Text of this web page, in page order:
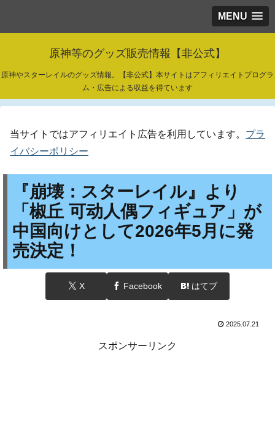
MENU
原神等のグッズ販売情報【非公式】
原神やスターレイルのグッズ情報。【非公式】本サイトはアフィリエイトプログラ
ム・広告による収益を得ています
当サイトではアフィリエイト広告を利用しています。 プラ
イバシーポリシー
『崩壊：スターレイル』より
「椒丘 可动人偶フィギュア」が
中国向けとして2026年5月に発
売決定！
X Facebook はてブ
2025.07.21
スポンサーリンク